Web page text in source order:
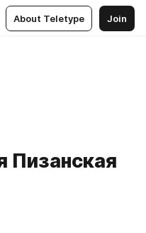
About Teletype Join
Пизанская